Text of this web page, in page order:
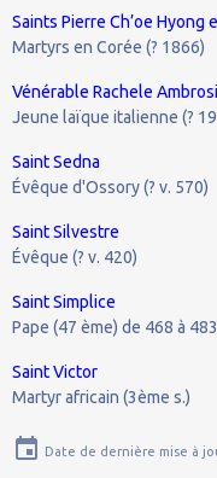
Saints Pierre Ch’oe
Martyrs en Corée (? 1866)
Vénérable Rachele
Jeune laïque italienne (?
Saint Sedna
Évêque d'Ossory (? v. 570)
Saint Silvestre
Évêque (? v. 420)
Saint Simplice
Pape (47 ème) de 468 à
Saint Victor
Martyr africain (3ème s.)
Date de dernière mise à